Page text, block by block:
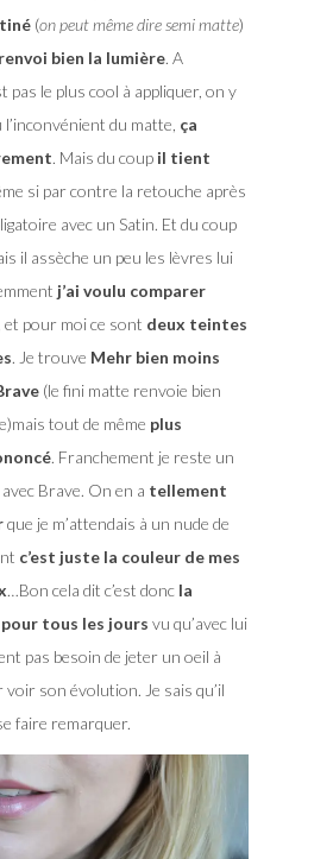
(on peut même dire semi matte)
bien la lumière. A
pas le plus cool à appliquer, on y
du matte, ça
. Mais du coup il tient
si par contre la retouche après
avec un Satin. Et du coup
il assèche un peu les lèvres lui
j’ai voulu comparer
et pour moi ce sont deux teintes
. Je trouve Mehr bien moins
(le fini matte renvoie bien
tout de même plus
. Franchement je reste un
Brave. On en a tellement
que je m’attendais à un nude de
c’est juste la couleur de mes
…Bon cela dit c’est donc la
tous les jours vu qu’avec lui
pas besoin de jeter un oeil à
son évolution. Je sais qu’il
faire remarquer.